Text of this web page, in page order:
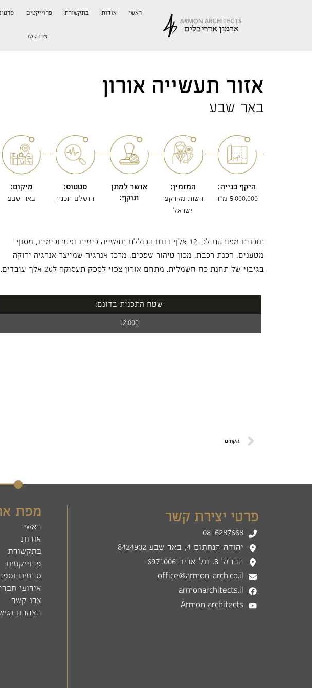
ראשי אודות בתקשורת פרוייקטים
צרו קשר
אזור תעשייה אורון
באר שבע
היקף בנייה:
5,000,000 מ"ר
המזמין:
רשות מקרקעי
ישראל
אושר למתן
תוקף:
סטטוס:
הושלם תכנון
מיקום:
באר שבע
תוכנית מפורטת לכ-12 אלף דונם הכוללת תעשייה כימית ופטרוכימית, מסוף
מטענים, הכנת רכבת, מכון טיהור שפכים, מרכז אנרגיה שמייצר אנרגיה ירוקה
בגיבוי של תחנת כח חשמלית. מתחם אורון צפוי לספק תעסוקה ל20 אלף עובדים.
שטח התכנית בדונם:
12,000
הקודם
פרטי יצירת קשר
08-6287668
יהודה הנחתום 4, באר שבע 8424902
הברזל 3, תל אביב 6971006
office@armon-arch.co.il
armonarchitects.il
Armon architects
מפת
ראשי
אודות
בתקשורת
פרוייקטים
סרטים
אירועי
צרו קשר
הצהרת